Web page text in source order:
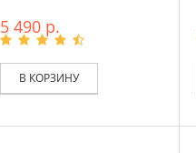
5 490 р.
В КОРЗИНУ